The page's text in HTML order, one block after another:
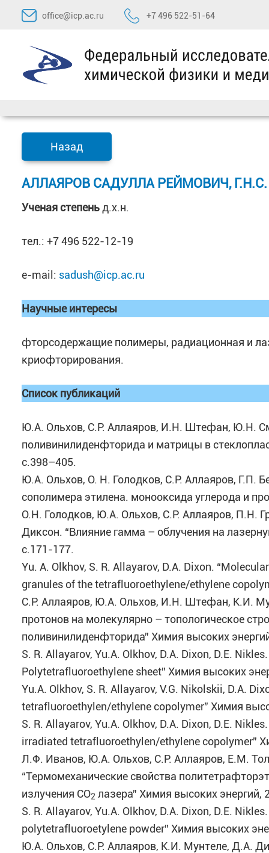
Перейти
содержимому
office@icp.ac.ru +7 496 522-51-64
Назад
АЛЛАЯРОВ САДУЛЛА РЕЙМОВИЧ, Г.Н.С.
Ученая степеньд.х.н.
тел.: +7 496 522-12-19
e-mail: sadush@icp.ac.ru
Научные интересы
фторсодержащие полимеры, радиационная и
криофторирования.
Список публикаций
Ю.А. Ольхов, С.Р. Аллаяров, И.Н. Штефан, Ю.Н.
поливинилиденфторида и матрицы в
с.398–405.
Ю.А. Ольхов, О. Н. Голодков, С.Р. Аллаяров, Г.П.
сополимера этилена. монооксида углерода и
О.Н. Голодков, Ю.A. Ольхов, С.Р. Аллаяров, П.Н.
Диксон. “Влияние гамма – облучения на
c.171-177.
Yu. A. Olkhov, S. R. Allayarov, D.A. Dixon.
granules of the tetrafluoroethylene/ethylene
С.Р. Аллаяров, Ю.А. Ольхов, И.Н. Штефан, К.И.
протонов на молекулярно – топологическое
поливинилиденфторида” Химия высоких
S. R. Allayarov, Yu.А. Olkhov, D.A. Dixon, D.E.
Polytetrafluoroethylene sheet” Химия высоких
Yu.A. Olkhov, S. R. Allayarov, V.G. Nikolskii, D.A.
tetrafluoroethylen/ethylene copolymer” Химия
S. R. Allayarov, Yu.A. Olkhov, D.A. Dixon, D.E.
irradiated tetrafluoroethylen/ethylene copolymer”
Л.Ф. Иванов, Ю.А. Ольхов, С.Р. Аллаяров, Е.М.
“Термомеханические свойства
излучения СО2 лазера” Химия высоких энергий,
S. R. Allayarov, Yu.A. Olkhov, D.A. Dixon, D.E.
polytetrafluoroetylene powder” Химия высоких
Ю.А. Ольхов, С.Р. Аллаяров, К.И. Мунтеле, Д.А.